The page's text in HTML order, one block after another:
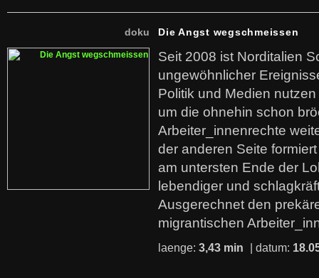
doku Die Angst wegschmeissen
Seit 2008 ist Norditalien
ungewöhnlicher
Politik und Medien
um die ohnehin schon
Arbeiter_innenrechte
der anderen Seite
am untersten Ende der
lebendiger und
Ausgerechnet den
migrantischen
laenge: 3,43 min | datum: